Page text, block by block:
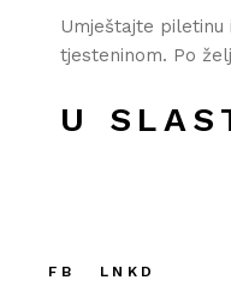
Umještajte
tjesteninom. Po
U
FB LNKD